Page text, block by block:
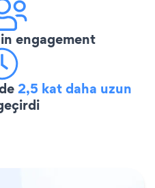
in engagement
2,5 kat daha uzun